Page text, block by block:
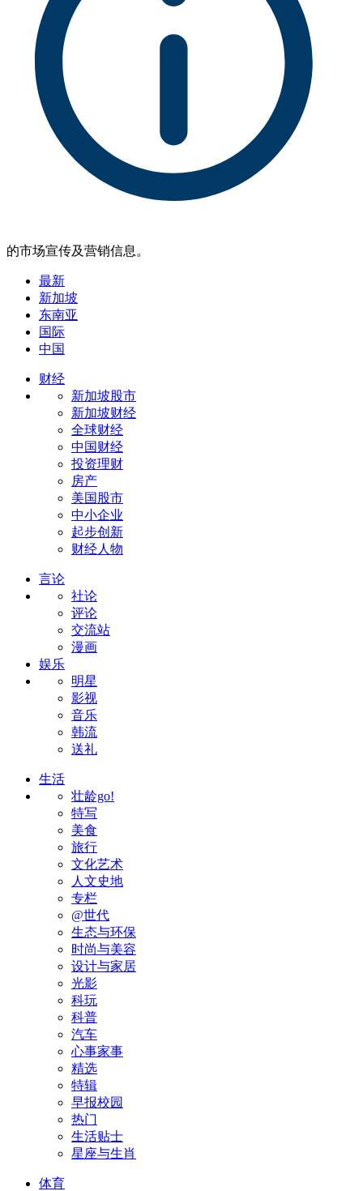
的市场宣传及营销信息。
最新
新加坡
东南亚
国际
中国
财经
新加坡股市
新加坡财经
全球财经
中国财经
投资理财
房产
美国股市
中小企业
起步创新
财经人物
言论
社论
评论
交流站
漫画
娱乐
明星
影视
音乐
韩流
送礼
生活
壮龄go!
特写
美食
旅行
文化艺术
人文史地
专栏
@世代
生态与环保
时尚与美容
设计与家居
光影
科玩
科普
汽车
心事家事
精选
特辑
早报校园
热门
生活贴士
星座与生肖
体育